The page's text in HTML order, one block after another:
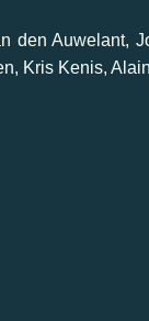
den Auwelant,
Kris Kenis,